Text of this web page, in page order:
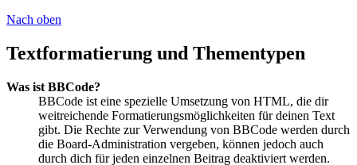
Nach oben
Textformatierung und Thementypen
Was ist BBCode?
BBCode ist eine spezielle Umsetzung von HTML, die dir
weitreichende Formatierungsmöglichkeiten für deinen Text
gibt. Die Rechte zur Verwendung von BBCode werden durch
die Board-Administration vergeben, können jedoch auch
durch dich für jeden einzelnen Beitrag deaktiviert werden.